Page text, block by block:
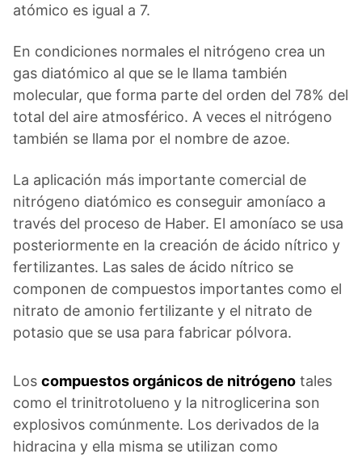
atómico es igual a 7.
En condiciones normales el nitrógeno crea un
gas diatómico al que se le llama también
molecular, que forma parte del orden del 78% del
total del aire atmosférico. A veces el nitrógeno
también se llama por el nombre de azoe.
La aplicación más importante comercial de
nitrógeno diatómico es conseguir amoníaco a
través del proceso de Haber. El amoníaco se usa
posteriormente en la creación de ácido nítrico y
fertilizantes. Las sales de ácido nítrico se
componen de compuestos importantes como el
nitrato de amonio fertilizante y el nitrato de
potasio que se usa para fabricar pólvora.
Los compuestos orgánicos de nitrógeno tales
como el trinitrotolueno y la nitroglicerina son
explosivos comúnmente. Los derivados de la
hidracina y ella misma se utilizan como